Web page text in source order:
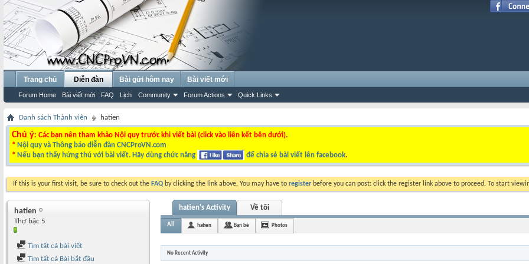
Trang chủ Diễn đàn
Forum Home Bài viết mới FAQ Lịch Community Forum Actions Quick Links
Bài gửi hôm nay Bài viết mới
Danh sách Thành viên hatien
Chú ý: Các bạn nên tham khảo Nội quy trước khi viết bài (click vào liên kết bên dưới).
* Nội quy và Thông báo diễn đàn CNCProVN.com
* Nếu bạn thấy hứng thú với bài viết. Hãy dùng chức năng để chia sẻ bài viết lên facebook.
If this is your first visit, be sure to check out the FAQ by clicking the link above. You may have to register before you can post: click the register link above to proceed. To start
hatien
Thợ bậc 5
Tìm tất cả bài viết
Tìm tất cả Bài bắt đầu
hatien's Activity Về tôi
All hatien Bạn bè Photos
No Recent Activity